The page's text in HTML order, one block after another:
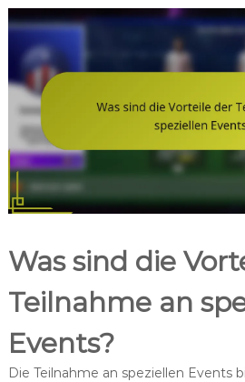
Was sind die
Teilnahme an
Events?
Die Teilnahme an speziellen Events